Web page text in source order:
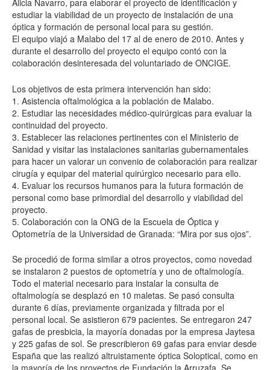
Alicia Navarro, para elaborar el proyecto de identificación y
estudiar la viabilidad de un proyecto de instalación de una
óptica y formación de personal local para su gestión.
El equipo viajó a Malabo del 17 al de enero de 2010. Antes y
durante el desarrollo del proyecto el equipo contó con la
colaboración desinteresada del voluntariado de ONCIGE.
Los objetivos de esta primera intervención han sido:
1. Asistencia oftalmológica a la población de Malabo.
2. Estudiar las necesidades médico-quirúrgicas para evaluar la
continuidad del proyecto.
3. Establecer las relaciones pertinentes con el Ministerio de
Sanidad y visitar las instalaciones sanitarias gubernamentales
para hacer un valorar un convenio de colaboración para realizar
cirugía y equipar del material quirúrgico necesario para ello.
4. Evaluar los recursos humanos para la futura formación de
personal como base primordial del desarrollo y viabilidad del
proyecto.
5. Colaboración con la ONG de la Escuela de Óptica y
Optometría de la Universidad de Granada: “Mira por sus ojos”.
Se procedió de forma similar a otros proyectos, como novedad
se instalaron 2 puestos de optometría y uno de oftalmología.
Todo el material necesario para instalar la consulta de
oftalmología se desplazó en 10 maletas. Se pasó consulta
durante 6 días, previamente organizada y filtrada por el
personal local. Se asistieron 679 pacientes. Se entregaron 247
gafas de presbicia, la mayoría donadas por la empresa Jaytesa
y 225 gafas de sol. Se prescribieron 69 gafas para enviar desde
España que las realizó altruistamente óptica Soloptical, como en
la mayoría de los proyectos de Fundación la Arruzafa. Se